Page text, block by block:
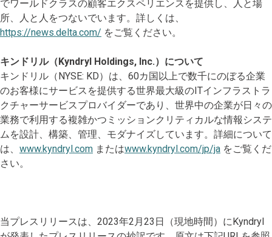
でワールドクラスの顧客エクスペリエンスを提供し、人と場
所、人と人をつないでいます。詳しくは、
https://news.delta.com/ をご覧ください。
キンドリル（Kyndryl Holdings, Inc.）について
キンドリル（NYSE: KD）は、60カ国以上で数千にのぼる企業
のお客様にサービスを提供する世界最大級のITインフラストラ
クチャーサービスプロバイダーであり、世界中の企業が日々の
業務で利用する複雑かつミッションクリティカルな情報システ
ムを設計、構築、管理、モダナイズしています。詳細について
は、 www.kyndryl.com またはwww.kyndryl.com/jp/ja をご覧くだ
さい。
当プレスリリースは、2023年2月23日（現地時間）にKyndryl